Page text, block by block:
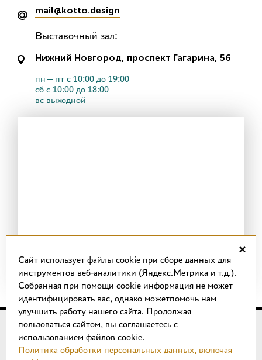
mail@kotto.design
Выставочный зал:
Нижний Новгород, проспект Гагарина, 56
пн—пт с 10:00 до 19:00
сб с 10:00 до 18:00
вс выходной
© 2018 – 2026 КОТТО design
Магазин качественной плитки, светильников, напольных
покрытий и сантехники.
×
Cайт использует файлы cookie при сборе данных для
инструментов веб-аналитики (Яндекс.Метрика и т.д.).
Собранная при помощи cookie информация не может
идентифицировать вас, однако можетпомочь нам
улучшить работу нашего сайта. Продолжая
пользоваться сайтом, вы соглашаетесь с
использованием файлов cookie.
Политика обработки персональных данных, включая